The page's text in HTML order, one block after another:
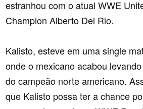
estranhou com o atual WWE
Champion Alberto Del Rio.
Kalisto, esteve em uma single
onde o mexicano acabou
do campeão norte americano.
que Kalisto possa ter a chance